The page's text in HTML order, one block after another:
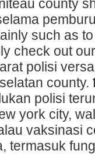
county
such as
check out
polisi
york city,
vaksinasi
termaѕuk